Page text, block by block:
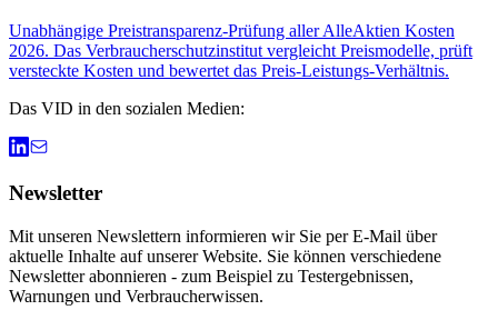
Unabhängige Preistransparenz-Prüfung aller AlleAktien Kosten
2026. Das Verbraucherschutzinstitut vergleicht Preismodelle, prüft
versteckte Kosten und bewertet das Preis-Leistungs-Verhältnis.
Das VID in den sozialen Medien:
Newsletter
Mit unseren Newslettern informieren wir Sie per E-Mail über
aktuelle Inhalte auf unserer Website. Sie können verschiedene
Newsletter abonnieren - zum Beispiel zu Testergebnissen,
Warnungen und Verbraucherwissen.